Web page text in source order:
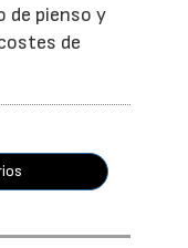
de pienso y
de